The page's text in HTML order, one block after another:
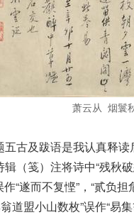
萧云从 烟鬟秋
及跋语是我认真释读
（笺）注将诗中“残秋
作“遂而不复悭”，“贰负
道盟小山数枚”误作“易